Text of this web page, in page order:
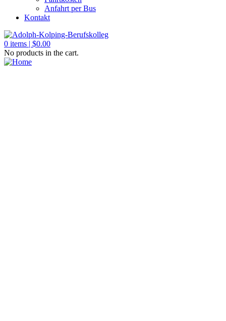
Anfahrt per Bus
Kontakt
0 items | $0.00
No products in the cart.